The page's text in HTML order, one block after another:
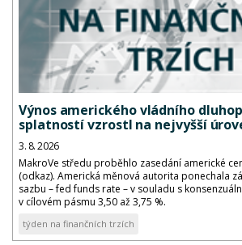
Výnos amerického vládního
splatností vzrostl na nejvyšší
3. 8. 2026
MakroVe středu proběhlo zasedání americké
(odkaz). Americká měnová autorita ponechala
sazbu – fed funds rate – v souladu s
v cílovém pásmu 3,50 až 3,75 %.
týden na finančních trzích